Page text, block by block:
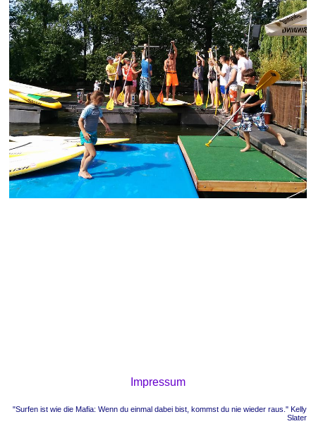
Impressum
"Surfen ist wie die Mafia: Wenn du einmal dabei bist, kommst du nie wieder raus." Kelly
Slater